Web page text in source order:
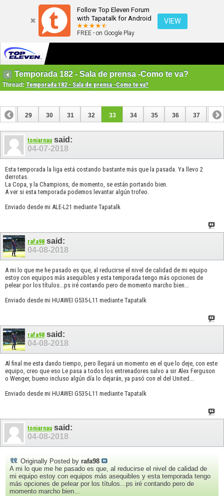
Follow Top Eleven Forum
with Tapatalk for Android
FREE - on Google Play
VIEW
Temporada 182 - Sala de prensa -Como te va?
Thread: Temporada 182 - Sala de prensa -Como te va?
28 29 30 31 32 33 34 35 36 37 38
48
toniarnau said:
04-07-2018
Esta temporada la liga está costando bastante más que la pasada. Ya llevo 2
derrotas.
La Copa, y la Champions, de momento, se están portando bien.
A ver si esta temporada podemos levantar algún trofeo.
Enviado desde mi ALE-L21 mediante Tapatalk
rafa98 said:
04-08-2018
A mi lo que me he pasado es que, al reducirse el nivel de calidad de mi equipo
estoy con equipos más asequibles y esta temporada tengo más opciones de
pelear por los títulos...ps iré contando pero de momento marcho bien...
Enviado desde mi HUAWEI G535-L11 mediante Tapatalk
rafa98 said:
04-08-2018
Al final me esta dando tiempo, pero llegará un momento en el que lo deje, con este
equipo, creo que eso Le pasa a todos los entrenadores salvo a sir Alex Ferguson
o Wenger, bueno incluso algún día lo dejarán, ya pasó con el del United...
Enviado desde mi HUAWEI G535-L11 mediante Tapatalk
toniarnau said:
04-08-2018
Originally Posted by rafa98
A mi lo que me he pasado es que, al reducirse el nivel de calidad de
mi equipo estoy con equipos más asequibles y esta temporada tengo
más opciones de pelear por los títulos...ps iré contando pero de
momento marcho bien...